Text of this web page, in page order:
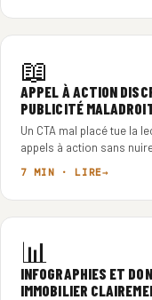
📖
APPEL À ACTION
PUBLICITÉ
Un CTA mal placé tue la
appels à action sans
7 MIN · LIRE
📊
INFOGRAPHIES ET
IMMOBILIER